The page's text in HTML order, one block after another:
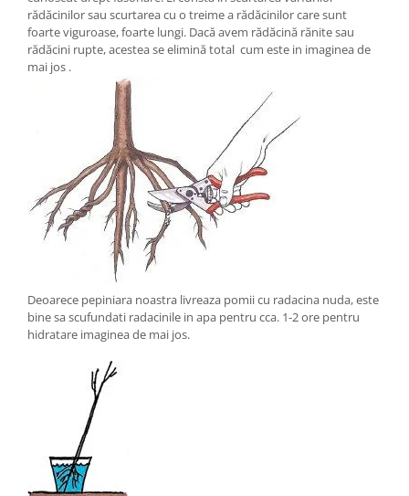
rădăcinilor sau scurtarea cu o treime a rădăcinilor care sunt
foarte viguroase, foarte lungi. Dacă avem rădăcină rănite sau
rădăcini rupte, acestea se elimină total cum este in imaginea de
mai jos .
Deoarece pepiniara noastra livreaza pomii cu radacina nuda, este
bine sa scufundati radacinile in apa pentru cca. 1-2 ore pentru
hidratare imaginea de mai jos.